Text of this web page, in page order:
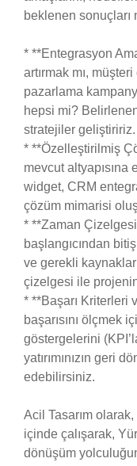
beklenen sonuçları
* **Entegrasyon
artırmak mı,
pazarlama
hepsi mi?
stratejiler geliştiririz.
* **Özelleştirilmiş
mevcut
widget, CRM
çözüm mimarisi
* **Zaman
başlangıcından
ve gerekli
çizelgesi ile
* **Başarı Kriterleri
başarısını ölçmek
göstergelerini
yatırımınızın geri
edebilirsiniz.
Acil Tasarım
içinde çalışarak,
dönüşüm